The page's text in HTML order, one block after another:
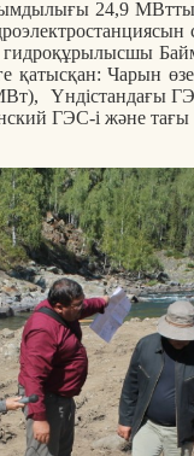
24,9
гидроқұрылысшы
қатысқан: Чарын
Үндістандағы
ГЭС-і және